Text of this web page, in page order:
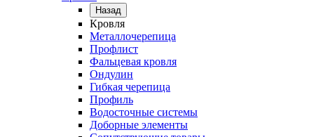
Назад
Кровля
Металлочерепица
Профлист
Фальцевая кровля
Ондулин
Гибкая черепица
Профиль
Водосточные системы
Доборные элементы